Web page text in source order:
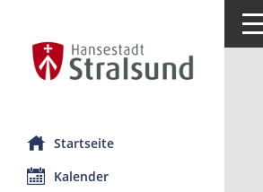
Startseite
Kalender